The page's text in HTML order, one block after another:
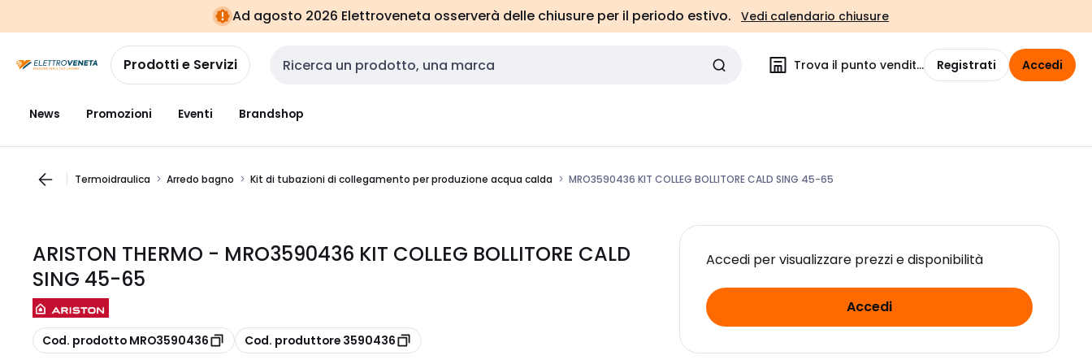
navigazionealla
pagina
Ad agosto 2026 Elettroveneta osserverà delle chiusure per il periodo estivo. Vedi calendario chiusure
Prodotti e Servizi Cerca input Trova il punto vendita Registrati Accedi
News Promozioni Eventi Brandshop
Termoidraulica Arredo bagno Kit di tubazioni di collegamento per produzione acqua calda MRO3590436 KIT COLLEG BOLLITORE CALD SING 45-65
ARISTON THERMO - MRO3590436 KIT COLLEG BOLLITORE CALD
SING 45-65
copia
Cod. prodotto MRO3590436 copia
Cod. produttore 3590436
Accedi per visualizzare prezzi e disponibilità
Accedi